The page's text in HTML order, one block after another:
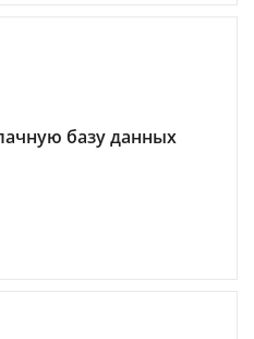
базу данных